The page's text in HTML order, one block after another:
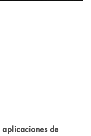
aplicaciones de